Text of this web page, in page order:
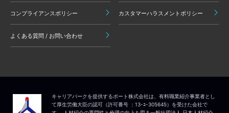
コンプライアンスポリシー カスタマーハラスメントポリシー
よくある質問 / お問い合わせ